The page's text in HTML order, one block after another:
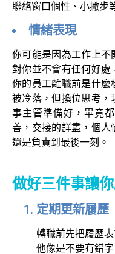
聯絡窗口個性、小撇步
情緒表現
你可能是因為工作上不
對你並不會有任何好
你的員工離職前是什
被冷落，但換位思考，
事主管準備好，畢竟
善，交接的詳盡，個人
還是負責到最後一刻。
做好三件事讓
定期更新履歷
轉職前先把履歷
他像是不要有錯